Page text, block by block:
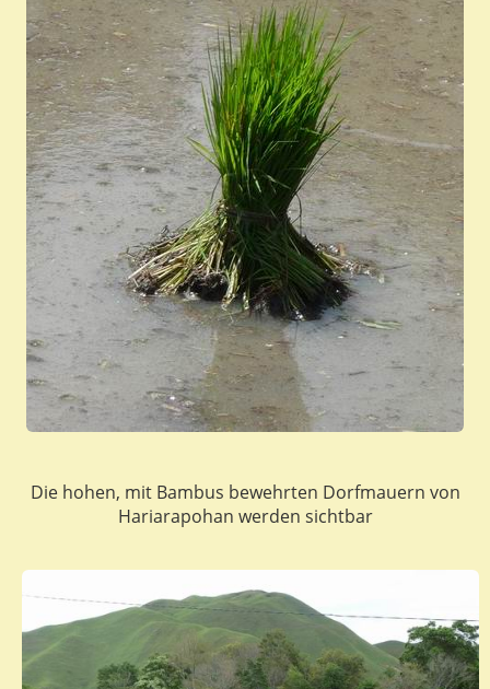
Die hohen, mit Bambus bewehrten Dorfmauern von
Hariarapohan werden sichtbar